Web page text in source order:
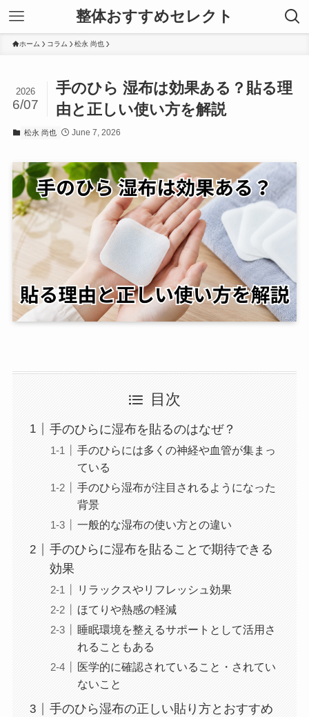
整体おすすめセレクト
ホーム コラム 松永 尚也
手のひら 湿布は効果ある？貼る理
由と正しい使い方を解説
2026
6/07
松永 尚也 June 7, 2026
目次
手のひらに湿布を貼るのはなぜ？
手のひらには多くの神経や血管が集まっ
ている
手のひら湿布が注目されるようになった
背景
一般的な湿布の使い方との違い
手のひらに湿布を貼ることで期待できる
効果
リラックスやリフレッシュ効果
ほてりや熱感の軽減
睡眠環境を整えるサポートとして活用さ
れることもある
医学的に確認されていること・されてい
ないこと
手のひら湿布の正しい貼り方とおすすめ